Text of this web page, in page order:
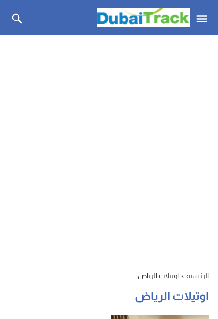
الرئيسية » اوتيلات الرياض
اوتيلات الرياض